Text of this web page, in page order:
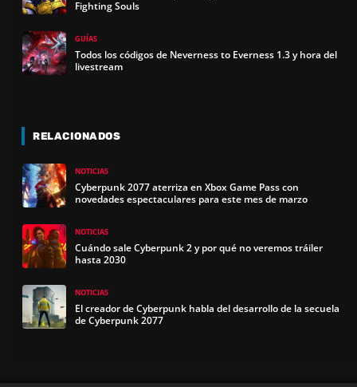
Fighting Souls
GUÍAS
Todos los códigos de Neverness to Everness 1.3 y hora del
livestream
RELACIONADOS
NOTICIAS
Cyberpunk 2077 aterriza en Xbox Game Pass con
novedades espectaculares para este mes de marzo
NOTICIAS
Cuándo sale Cyberpunk 2 y por qué no veremos tráiler
hasta 2030
NOTICIAS
El creador de Cyberpunk habla del desarrollo de la secuela
de Cyberpunk 2077